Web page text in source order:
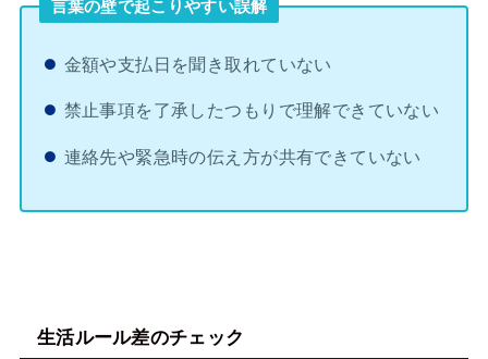
言葉の壁で起こりやすい誤解
金額や支払日を聞き取れていない
禁止事項を了承したつもりで理解できていない
連絡先や緊急時の伝え方が共有できていない
生活ルール差のチェック